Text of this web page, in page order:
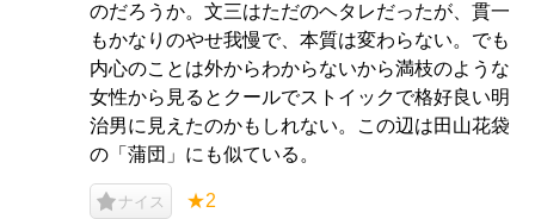
のだろうか。文三はただのヘタレだったが、貫一
もかなりのやせ我慢で、本質は変わらない。でも
内心のことは外からわからないから満枝のような
女性から見るとクールでストイックで格好良い明
治男に見えたのかもしれない。この辺は田山花袋
の「蒲団」にも似ている。
ナイス ★2